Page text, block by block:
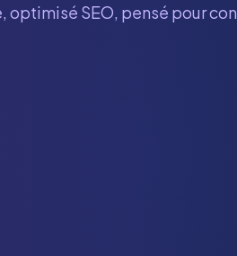
optimisé SEO, pensé pour